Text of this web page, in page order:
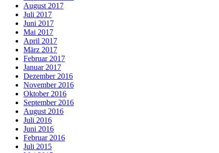
August 2017
Juli 2017
Juni 2017
Mai 2017
April 2017
März 2017
Februar 2017
Januar 2017
Dezember 2016
November 2016
Oktober 2016
September 2016
August 2016
Juli 2016
Juni 2016
Februar 2016
Juli 2015